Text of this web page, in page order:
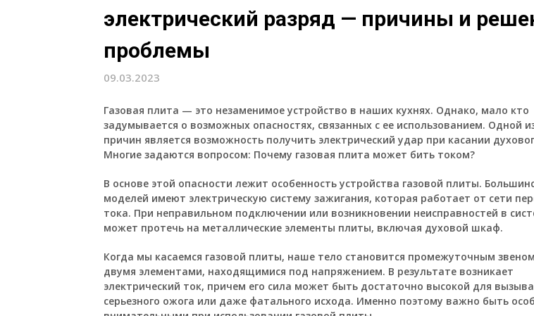
электрический разряд — причины и
проблемы
09.03.2023
Газовая плита — это незаменимое устройство в наших кухнях. Однако, мало кто
задумывается о возможных опасностях, связанных с ее использованием. Одной
причин является возможность получить электрический удар при касании
Многие задаются вопросом: Почему газовая плита может бить током?
В основе этой опасности лежит особенность устройства газовой плиты.
моделей имеют электрическую систему зажигания, которая работает от сети
тока. При неправильном подключении или возникновении неисправностей в
может протечь на металлические элементы плиты, включая духовой шкаф.
Когда мы касаемся газовой плиты, наше тело становится промежуточным
двумя элементами, находящимися под напряжением. В результате возникает
электрический ток, причем его сила может быть достаточно высокой для
серьезного ожога или даже фатального исхода. Именно поэтому важно быть